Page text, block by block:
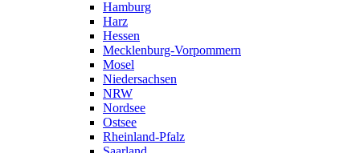
Hamburg
Harz
Hessen
Mecklenburg-Vorpommern
Mosel
Niedersachsen
NRW
Nordsee
Ostsee
Rheinland-Pfalz